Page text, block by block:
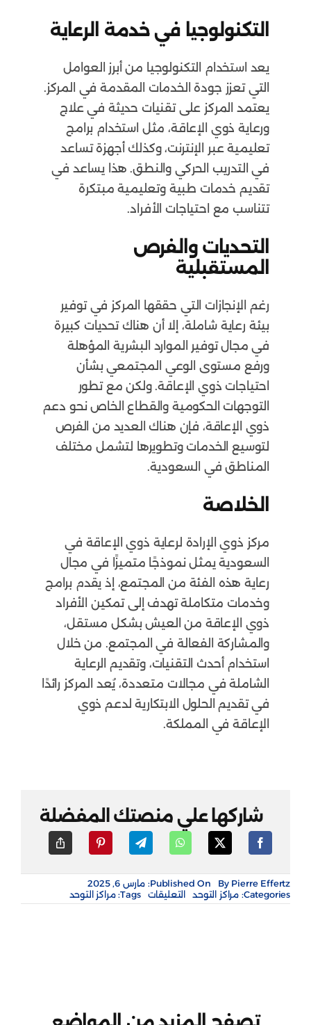
التكنولوجيا في خدمة الرعاية
يعد استخدام التكنولوجيا من أبرز العوامل
التي تعزز جودة الخدمات المقدمة في المركز.
يعتمد المركز على تقنيات حديثة في علاج
ورعاية ذوي الإعاقة، مثل استخدام برامج
تعليمية عبر الإنترنت، وكذلك أجهزة تساعد
في التدريب الحركي والنطق. هذا يساعد في
تقديم خدمات طبية وتعليمية مبتكرة
تتناسب مع احتياجات الأفراد.
التحديات والفرص
المستقبلية
رغم الإنجازات التي حققها المركز في توفير
بيئة رعاية شاملة، إلا أن هناك تحديات كبيرة
في مجال توفير الموارد البشرية المؤهلة
ورفع مستوى الوعي المجتمعي بشأن
احتياجات ذوي الإعاقة. ولكن مع تطور
التوجهات الحكومية والقطاع الخاص نحو دعم
ذوي الإعاقة، فإن هناك العديد من الفرص
لتوسيع الخدمات وتطويرها لتشمل مختلف
المناطق في السعودية.
الخلاصة
مركز ذوي الإرادة لرعاية ذوي الإعاقة في
السعودية يمثل نموذجًا متميزًا في مجال
رعاية هذه الفئة من المجتمع، إذ يقدم برامج
وخدمات متكاملة تهدف إلى تمكين الأفراد
ذوي الإعاقة من العيش بشكل مستقل،
والمشاركة الفعالة في المجتمع. من خلال
استخدام أحدث التقنيات، وتقديم الرعاية
الشاملة في مجالات متعددة، يُعد المركز رائدًا
في تقديم الحلول الابتكارية لدعم ذوي
الإعاقة في المملكة.
شاركها علي منصتك المفضلة
By Pierre Effertz
Published On: مارس 6, 2025
Categories: مراكز التوحد التعليقاتعلى
مركز
Tags: مراكز التوحد